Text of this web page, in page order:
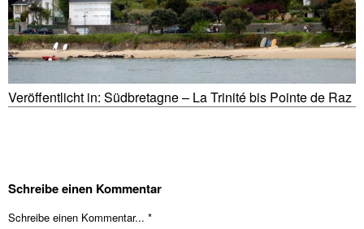
Veröffentlicht in: Südbretagne – La Trinité bis Pointe de Raz
Schreibe einen Kommentar
Schreibe einen Kommentar... *